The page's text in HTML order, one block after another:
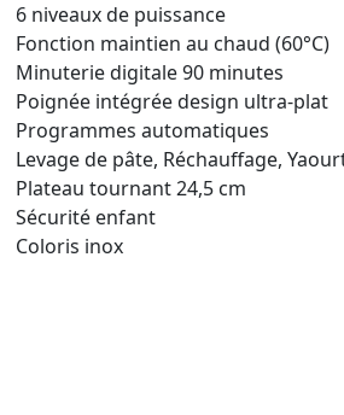
6 niveaux de puissance
Fonction maintien au chaud (60°C)
Minuterie digitale 90 minutes
Poignée intégrée design ultra-plat
Programmes automatiques
Levage de pâte, Réchauffage,
Plateau tournant 24,5 cm
Sécurité enfant
Coloris inox